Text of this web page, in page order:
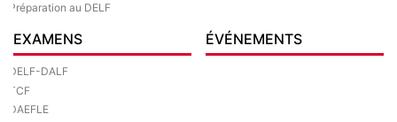
Préparation au DELF
EXAMENS
DELF-DALF
TCF
DAEFLE
ÉVÉNEMENTS